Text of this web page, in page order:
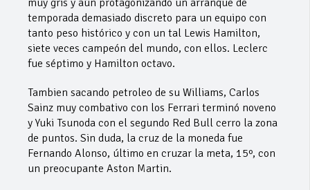
muy gris y aún protagonizando un arranque de
temporada demasiado discreto para un equipo con
tanto peso histórico y con un tal Lewis Hamilton,
siete veces campeón del mundo, con ellos. Leclerc
fue séptimo y Hamilton octavo.
Tambien sacando petroleo de su Williams, Carlos
Sainz muy combativo con los Ferrari terminó noveno
y Yuki Tsunoda con el segundo Red Bull cerro la zona
de puntos. Sin duda, la cruz de la moneda fue
Fernando Alonso, último en cruzar la meta, 15º, con
un preocupante Aston Martin.